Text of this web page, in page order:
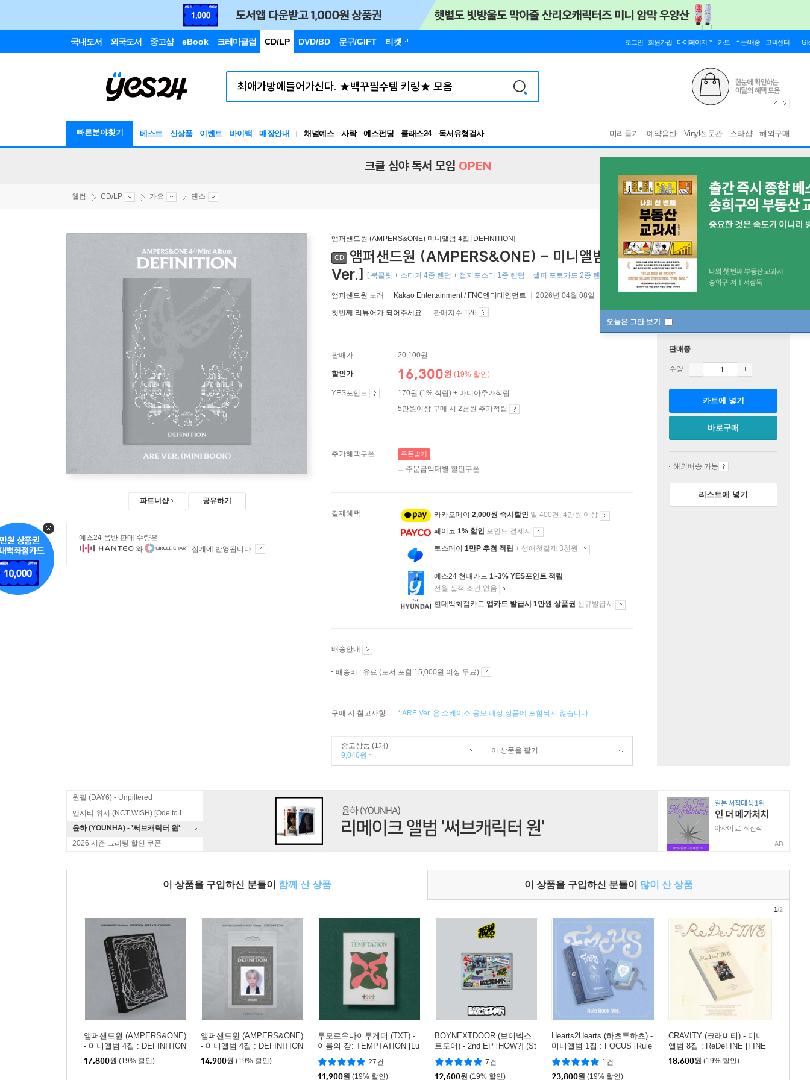
국내도서 외국도서 중고샵 eBook 크레마클럽 CD/LP DVD/BD 문구/GIFT 티켓 로그인 회원가입 마이페이지 카트 주문/배송 고객센터
빠른분야찾기 베스트 신상품 이벤트 바이백 매장안내 채널예스 사락 예스펀딩 클래스24
RBTI Lab
독서유형검사
미리듣기 예약음반 Vinyl전문관 스타샵 해외구매
오늘은 그만 보기
크클 심야 독서 모임 OPEN
웰컴 CD/LP 가요 댄스
파트너샵 공유하기
예스24 음반 판매 수량은
와
집계에 반영됩니다.
앰퍼샌드원 (AMPERS&ONE) 미니앨범 4집 [DEFINITION]
CD
앰퍼샌드원 (AMPERS&ONE) - 미니앨범 4집 : DEFINITION [ARE
Ver.]
[ 북클릿 + 스티커 4종 랜덤 + 접지포스터 1종 랜덤 + 셀피 포토카드 2종 랜덤 ]
앰퍼샌드원 노래 Kakao Entertainment/ FNC엔터테인먼트 2026년 04월 08일
첫번째 리뷰어가 되어주세요. 판매지수 126
판매가 20,100원
할인가 16,300원 (19% 할인)
YES포인트
170원 (1% 적립) + 마니아추가적립
5만원이상 구매 시 2천원 추가적립
추가혜택쿠폰 쿠폰받기
주문금액대별 할인쿠폰
결제혜택 카카오페이 2,000원 즉시할인 일 400건, 4만원 이상
페이코 1% 할인 포인트 결제시
토스페이 1만P 추첨 적립 + 생애첫결제 3천원
예스24 현대카드 1~3% YES포인트 적립
전월 실적 조건 없음
현대백화점카드 앱카드 발급시 1만원 상품권 신규발급시
배송안내
배송비 : 유료 (도서 포함 15,000원 이상 무료)
구매 시 참고사항 * ARE Ver. 은 쇼케이스 응모 대상 상품에 포함되지 않습니다.
중고상품 (1개)
9,040원 ~
이 상품을 팔기
판매중
수량
카트에 넣기
바로구매
해외배송 가능
리스트에 넣기
원필 (DAY6) - Unpiltered
엔시티 위시 (NCT WISH) [Ode to Love]
윤하 (YOUNHA) - '써브캐릭터 원'
2026 시즌 그리팅 할인 쿠폰
AD
이 상품을 구입하신 분들이 함께 산 상품 이 상품을 구입하신 분들이 많이 산 상품
앰퍼샌드원 (AMPERS&ONE)
- 미니앨범 4집 : DEFINITION
[HERE Ver.]
17,800원 (19% 할인)
앰퍼샌드원 (AMPERS&ONE)
- 미니앨범 4집 : DEFINITION
[FaNCy Ver.](PLVE)
14,900원 (19% 할인)
투모로우바이투게더 (TXT) -
이름의 장: TEMPTATION [Lu
llaby ver.] [5종 중 1종 랜덤
발송]
27건
11,900원 (19% 할인)
BOYNEXTDOOR (보이넥스
트도어) - 2nd EP [HOW?] (St
icker ver.) [6종 중 1종 랜덤발
송]
7건
12,600원 (19% 할인)
Hearts2Hearts (하츠투하츠) -
미니앨범 1집 : FOCUS [Rule
Book Ver.]
1건
23,800원 (19% 할인)
CRAVITY (크래비티) - 미니
앨범 8집 : ReDeFINE [FINE
VER.]
18,600원 (19% 할인)
1/2